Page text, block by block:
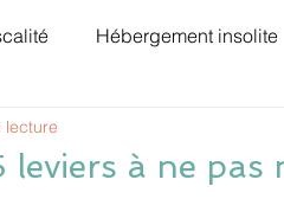
Hébergement insolite
à ne pas
lecture